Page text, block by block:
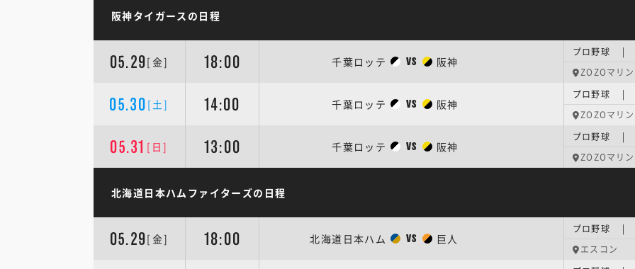
阪神タイガースの日程
05.29[金] 18:00 千葉ロッテ VS 阪神
プロ野球 |
ZOZOマリン
05.30 [土] 14:00 千葉ロッテ VS 阪神
プロ野球 |
ZOZOマリン
05.31 [日] 13:00 千葉ロッテ VS 阪神
プロ野球 |
ZOZOマリン
北海道日本ハムファイターズの日程
05.29[金] 18:00 北海道日本ハム VS 巨人
プロ野球 |
エスコン